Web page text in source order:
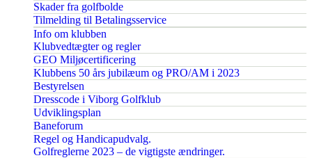
Skader fra golfbolde
Tilmelding til Betalingsservice
Info om klubben
Klubvedtægter og regler
GEO Miljøcertificering
Klubbens 50 års jubilæum og PRO/AM i 2023
Bestyrelsen
Dresscode i Viborg Golfklub
Udviklingsplan
Baneforum
Regel og Handicapudvalg.
Golfreglerne 2023 – de vigtigste ændringer.